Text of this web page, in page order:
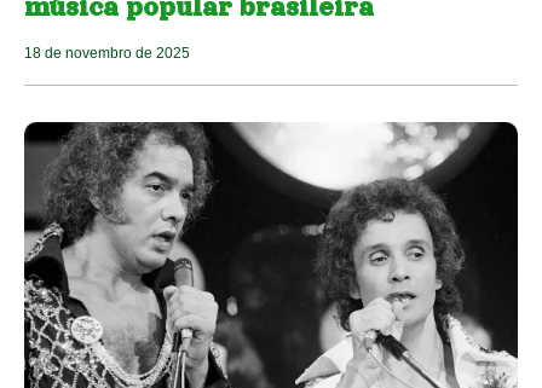
música popular brasileira
18 de novembro de 2025